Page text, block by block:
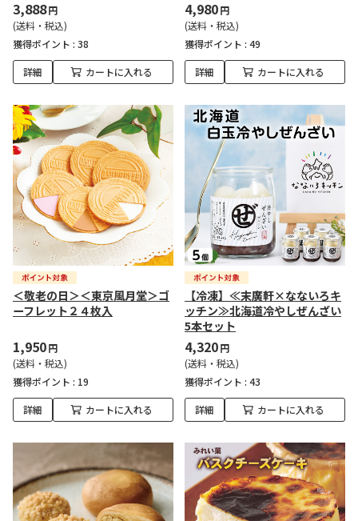
3,888円
(送料・税込)
獲得ポイント : 38
詳細 カートに入れる
4,980円
(送料・税込)
獲得ポイント : 49
詳細 カートに入れる
＜敬老の日＞＜東京風月堂＞ゴ
ーフレット２４枚入
1,950円
(送料・税込)
獲得ポイント : 19
詳細 カートに入れる
【冷凍】≪末廣軒×なないろキ
ッチン≫北海道冷やしぜんざい
5本セット
4,320円
(送料・税込)
獲得ポイント : 43
詳細 カートに入れる